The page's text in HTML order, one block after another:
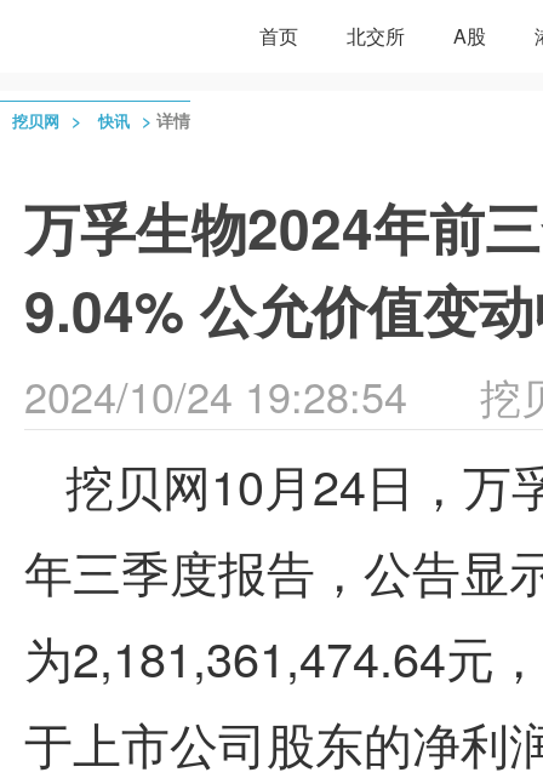
首页 北交所 A股
挖贝网 > 快讯 > 详情
万孚生物2024年前
9.04% 公允价值变
2024/10/24 19:28:54 挖
挖贝网10月24日，万
年三季度报告，公告显
为2,181,361,474.64元
于上市公司股东的净利